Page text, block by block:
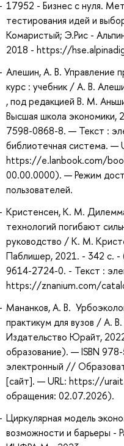
17952 - Бизнес с нуля.
тестирования идей и
Комаристый; Э.Рис -
2018 - https://
Алешин, А. В. Управление
курс : учебник / А. В.
, под редакцией В. М.
Высшая школа
7598-0868-8. — Текст :
библиотечная система. —
https://e.lanbook.com/
00.00.0000). — Режим
пользователей.
Кристенсен, К. М.
технологий погибают
руководство / К. М.
Паблишер, 2021. - 342 с. -
9614-2724-0. - Текст :
https://znanium.com/
Мананков, А. В.
практикум для вузов / А.
Издательство Юрайт,
образование). — ISBN
электронный //
[сайт]. — URL: https://
обращения: 02.07.2026).
Циркулярная модель
возможности и барьеры -